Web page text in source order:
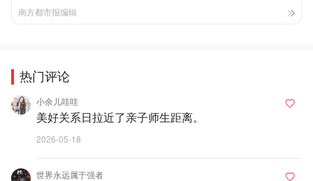
南方都市报编辑
热门评论
小余儿哇哇
美好关系日拉近了亲子师生距离。
2026-05-18
世界永远属于强者